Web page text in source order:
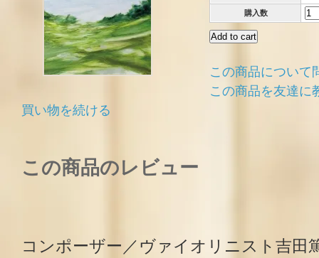
購入数
この商品について
この商品を友達に
買い物を続ける
この商品のレビュー
コンポーザー／ヴァイオリニスト吉田